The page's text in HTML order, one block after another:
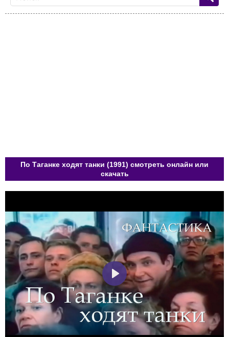
По Таганке ходят танки (1991) смотреть онлайн или
скачать
Play